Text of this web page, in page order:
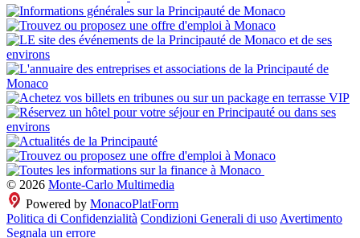
© 2026 Monte-Carlo Multimedia
Powered by MonacoPlatForm
Politica di Confidenzialità Condizioni Generali di uso Avertimento
Segnala un errore